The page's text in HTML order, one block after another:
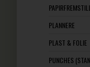
PLANNERE
PLAST & FOLIE
PUNCHES